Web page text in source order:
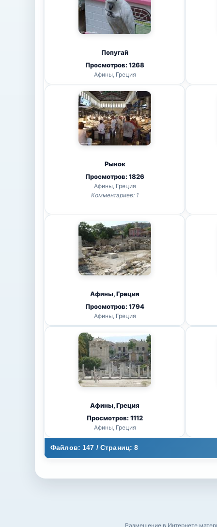
Попугай
Просмотров: 1268
Афины, Греция
Рынок
Просмотров: 1826
Афины, Греция
Комментариев: 1
Афины, Греция
Просмотров: 1794
Афины, Греция
Афины, Греция
Просмотров: 1112
Афины, Греция
Файлов: 147 / Страниц: 8
Размещение в Интернете